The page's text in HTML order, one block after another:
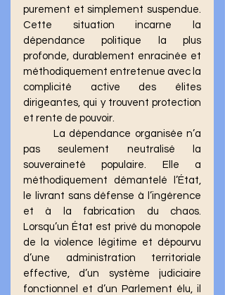
purement et simplement suspendue.
Cette situation incarne la
dépendance politique la plus
profonde, durablement enracinée et
méthodiquement entretenue avec la
complicité active des élites
dirigeantes, qui y trouvent protection
et rente de pouvoir.
pas seulement neutralisé la
souveraineté populaire. Elle a
méthodiquement démantelé l’État,
le livrant sans défense à l’ingérence
et à la fabrication du chaos.
Lorsqu’un État est privé du monopole
de la violence légitime et dépourvu
d’une administration territoriale
effective, d’un système judiciaire
fonctionnel et d’un Parlement élu, il